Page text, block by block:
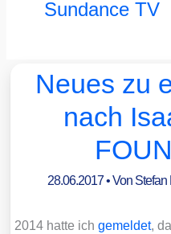
Sundance TV
Neues zu
nach
28.06.2017• Von Stefan
2014 hat­te ichgemel­det,